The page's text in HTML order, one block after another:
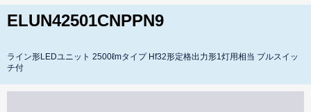
ELUN42501CNPPN9
ライン形LEDユニット 2500ℓmタイプ Hf32形定格出力形1灯用相当 プルスイッ
チ付